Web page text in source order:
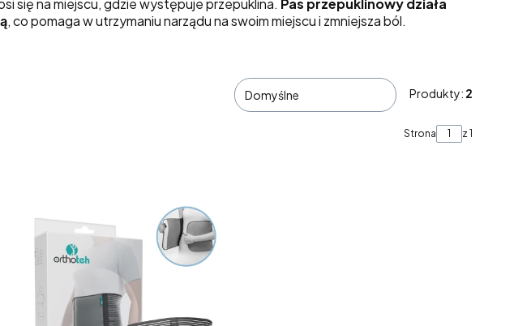
się na miejscu, gdzie występuje przepuklina. Pas przepuklinowy działa
, co pomaga w utrzymaniu narządu na swoim miejscu i zmniejsza ból.
Domyślne Produkty: 2
Strona z 1